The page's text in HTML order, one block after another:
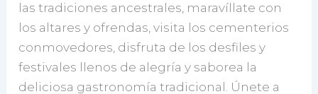
las tradiciones ancestrales, maravíllate con
los altares y ofrendas, visita los cementerios
conmovedores, disfruta de los desfiles y
festivales llenos de alegría y saborea la
deliciosa gastronomía tradicional. Únete a